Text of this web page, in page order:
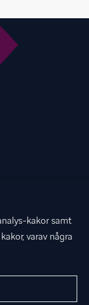
kakor samt
varav några